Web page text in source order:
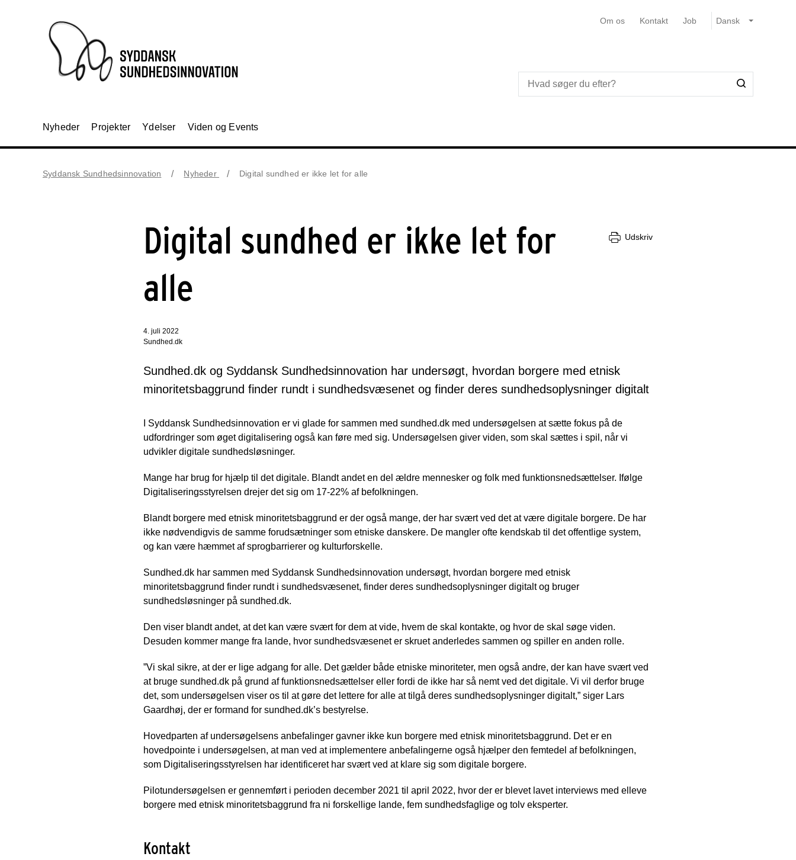
Om os Kontakt Job
Nyheder Projekter Ydelser Viden og Events
Syddansk Sundhedsinnovation Nyheder Digital sundhed er ikke let for alle
Digital sundhed er ikke let for
alle
Udskriv
4. juli 2022
Sundhed.dk
Sundhed.dk og Syddansk Sundhedsinnovation har undersøgt, hvordan borgere med etnisk
minoritetsbaggrund finder rundt i sundhedsvæsenet og finder deres sundhedsoplysninger digitalt
I Syddansk Sundhedsinnovation er vi glade for sammen med sundhed.dk med undersøgelsen at sætte fokus på de
udfordringer som øget digitalisering også kan føre med sig. Undersøgelsen giver viden, som skal sættes i spil, når vi
udvikler digitale sundhedsløsninger.
Mange har brug for hjælp til det digitale. Blandt andet en del ældre mennesker og folk med funktionsnedsættelser. Ifølge
Digitaliseringsstyrelsen drejer det sig om 17-22% af befolkningen.
Blandt borgere med etnisk minoritetsbaggrund er der også mange, der har svært ved det at være digitale borgere. De har
ikke nødvendigvis de samme forudsætninger som etniske danskere. De mangler ofte kendskab til det offentlige system,
og kan være hæmmet af sprogbarrierer og kulturforskelle.
Sundhed.dk har sammen med Syddansk Sundhedsinnovation undersøgt, hvordan borgere med etnisk
minoritetsbaggrund finder rundt i sundhedsvæsenet, finder deres sundhedsoplysninger digitalt og bruger
sundhedsløsninger på sundhed.dk.
Den viser blandt andet, at det kan være svært for dem at vide, hvem de skal kontakte, og hvor de skal søge viden.
Desuden kommer mange fra lande, hvor sundhedsvæsenet er skruet anderledes sammen og spiller en anden rolle.
”Vi skal sikre, at der er lige adgang for alle. Det gælder både etniske minoriteter, men også andre, der kan have svært ved
at bruge sundhed.dk på grund af funktionsnedsættelser eller fordi de ikke har så nemt ved det digitale. Vi vil derfor bruge
det, som undersøgelsen viser os til at gøre det lettere for alle at tilgå deres sundhedsoplysninger digitalt,” siger Lars
Gaardhøj, der er formand for sundhed.dk’s bestyrelse.
Hovedparten af undersøgelsens anbefalinger gavner ikke kun borgere med etnisk minoritetsbaggrund. Det er en
hovedpointe i undersøgelsen, at man ved at implementere anbefalingerne også hjælper den femtedel af befolkningen,
som Digitaliseringsstyrelsen har identificeret har svært ved at klare sig som digitale borgere.
Pilotundersøgelsen er gennemført i perioden december 2021 til april 2022, hvor der er blevet lavet interviews med elleve
borgere med etnisk minoritetsbaggrund fra ni forskellige lande, fem sundhedsfaglige og tolv eksperter.
Kontakt